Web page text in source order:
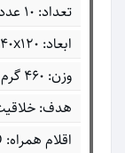
تعداد: 10 عدد
ابعاد: ۱۲۰x۱۴۰x۱۲۰ میلی‌متر
وزن: 460 گرم
هدف: